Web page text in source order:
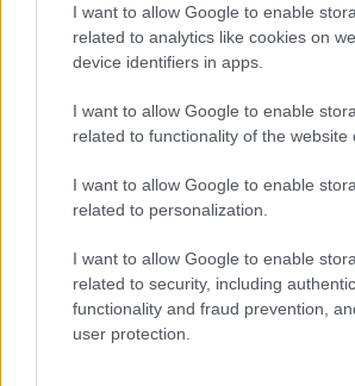
I want to allow Google to enable
related to analytics like cookies on
device identifiers in apps.
I want to allow Google to enable
related to functionality of the website
I want to allow Google to enable
related to personalization.
I want to allow Google to enable
related to security, including
functionality and fraud prevention,
user protection.
2 napja
Ilyen lehet a jövő F1-es